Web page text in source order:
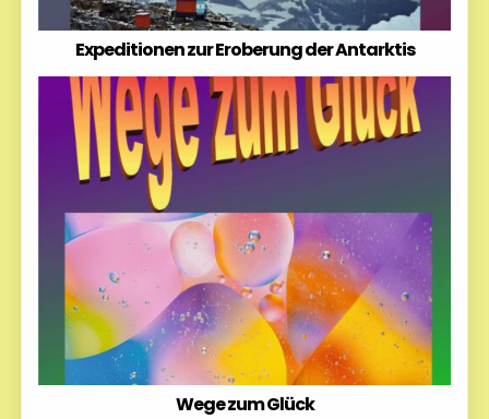
Expeditionen zur Eroberung der Antarktis
Wege zum Glück